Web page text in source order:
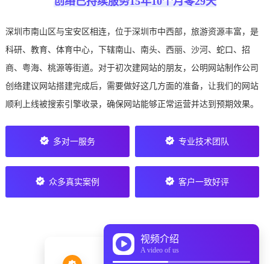
深圳市南山区与宝安区相连，位于深圳市中西部，旅游资源丰富，是
科研、教育、体育中心，下辖南山、南头、西丽、沙河、蛇口、招
商、粤海、桃源等街道。对于初次建网站的朋友，公明网站制作公司
创络建议网站搭建完成后，需要做好这几方面的准备，让我们的网站
顺利上线被搜索引擎收录，确保网站能够正常运营并达到预期效果。
多对一服务 专业技术团队
众多真实案例 客户一致好评
视频介绍
A video of us